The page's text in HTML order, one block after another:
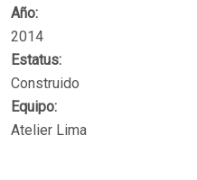
Año:
2014
Estatus:
Construido
Equipo:
Atelier Lima